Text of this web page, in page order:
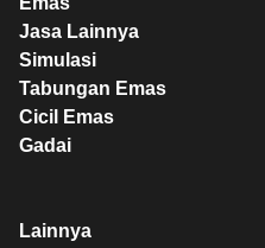
Jasa Lainnya
Simulasi
Tabungan Emas
Cicil Emas
Gadai
Lainnya